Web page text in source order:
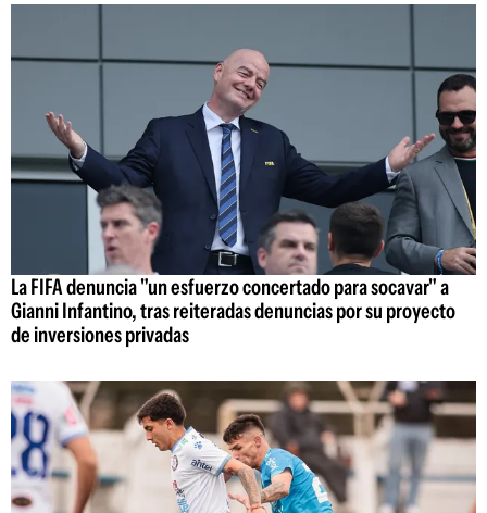
La FIFA denuncia "un esfuerzo concertado para socavar" a
Gianni Infantino, tras reiteradas denuncias por su proyecto
de inversiones privadas